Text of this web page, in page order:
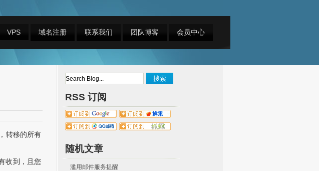
VPS 域名注册 联系我们 团队博客 会员中心
转移的所有
收到，且您
RSS 订阅
随机文章
滥用邮件服务提醒